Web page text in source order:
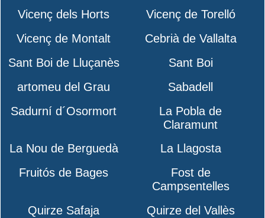
Vicenç dels Horts
Vicenç de Torelló
Vicenç de Montalt
Cebrià de Vallalta
Sant Boi de Lluçanès
Sant Boi
artomeu del Grau
Sabadell
Sadurní d´Osormort
La Pobla de
Claramunt
La Nou de Berguedà
La Llagosta
Fruitós de Bages
Fost de
Campsentelles
Quirze Safaja
Quirze del Vallès